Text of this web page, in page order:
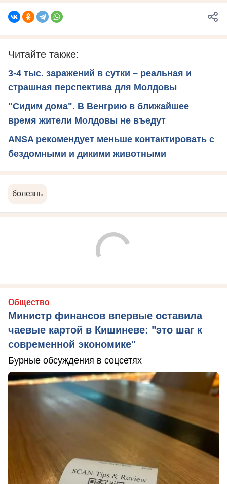
Читайте также:
3-4 тыс. заражений в сутки – реальная и
страшная перспектива для Молдовы
"Сидим дома". В Венгрию в ближайшее
время жители Молдовы не въедут
ANSA рекомендует меньше контактировать с
бездомными и дикими животными
болезнь
Общество
Министр финансов впервые оставила
чаевые картой в Кишиневе: "это шаг к
современной экономике"
Бурные обсуждения в соцсетях